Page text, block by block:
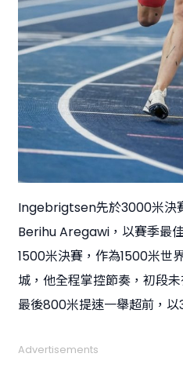
Ingebrigtsen先於3000米決
Berihu Aregawi，以賽季最
1500米決賽，作為1500米
城，他全程掌控節奏，初段
最後800米提速一舉超前，
Advertisements